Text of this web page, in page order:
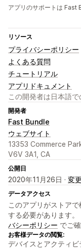
アプリのサポートは Fast
リソース
プライバシーポリシー
よくある質問
チュートリアル
アプリドキュメント
この開発者は日本語
開発者
Fast Bundle
ウェブサイト
13353 Commerce
V6V 3A1, CA
公開日
2020年11月26日 · 変
データアクセス
このアプリがストア
する必要があります
バシーポリシー でご
お客様データの閲覧:
デバイスとアクティビ